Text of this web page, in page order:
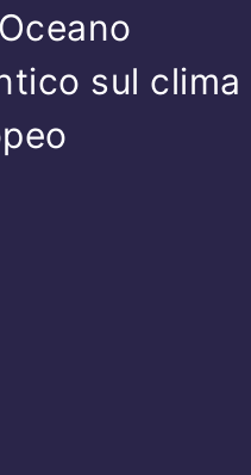
sul clima